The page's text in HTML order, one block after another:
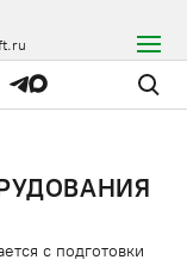
с подготовки